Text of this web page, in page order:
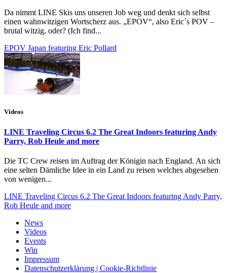
Da nimmt LINE Skis uns unseren Job weg und denkt sich selbst
einen wahnwitzigen Wortscherz aus. „EPOV“, also Eric´s POV –
brutal witzig, oder? (Ich find...
EPOV Japan featuring Eric Pollard
Videos
LINE Traveling Circus 6.2 The Great Indoors featuring Andy
Parry, Rob Heule and more
Die TC Crew reisen im Auftrag der Königin nach England. An sich
eine selten Dämliche Idee in ein Land zu reisen welches abgesehen
von wenigen...
LINE Traveling Circus 6.2 The Great Indoors featuring Andy Parry,
Rob Heule and more
News
Videos
Events
Win
Impressum
Datenschutzerklärung | Cookie-Richtlinie